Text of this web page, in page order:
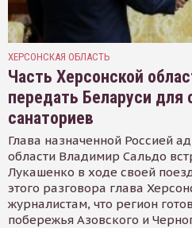
ХЕРСОНСКАЯ ОБЛАСТЬ
Часть Херсонской
передать Беларуси для
санаториев
Глава назначенной Россией
области Владимир Сальдо
Лукашенко в ходе своей
этого разговора глава
журналистам, что регион
побережья Азовского и